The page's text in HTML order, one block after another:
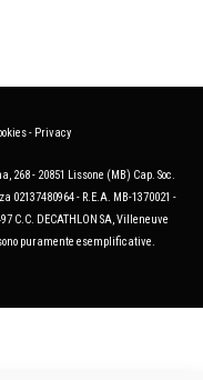
- Privacy
268 - 20851 Lissone (MB) Cap. Soc.
02137480964 - R.E.A. MB-1370021 -
C.C. DECATHLON SA, Villeneuve
puramente esemplificative.